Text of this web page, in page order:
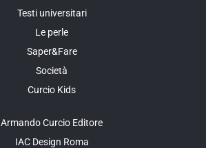
Testi universitari
Le perle
Saper&Fare
Società
Curcio Kids
Armando Curcio Editore
IAC Design Roma